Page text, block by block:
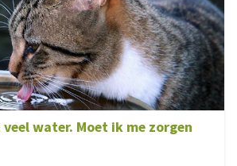
water. Moet ik me zorgen